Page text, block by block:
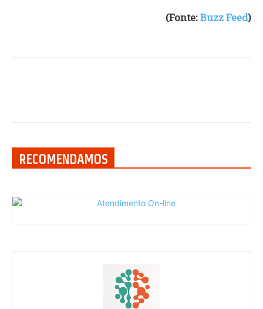
(Fonte: Buzz Feed)
RECOMENDAMOS